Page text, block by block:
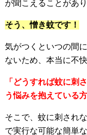
が聞こえることがあり
そう、憎き蚊です！
気がつくといつの間
ないため、本当に不快
「どうすれば蚊に
う悩みを抱えている
そこで、蚊に刺され
で実行な可能な簡単